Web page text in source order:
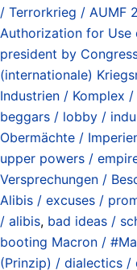
/ Terrorkrieg / AUMF
Authorization for
president by
(internationale)
Industrien / Komplex
beggars / lobby /
Obermächte /
upper powers /
Versprechungen /
Alibis / excuses /
/ alibis, bad ideas /
booting Macron /
(Prinzip) / dialectics /